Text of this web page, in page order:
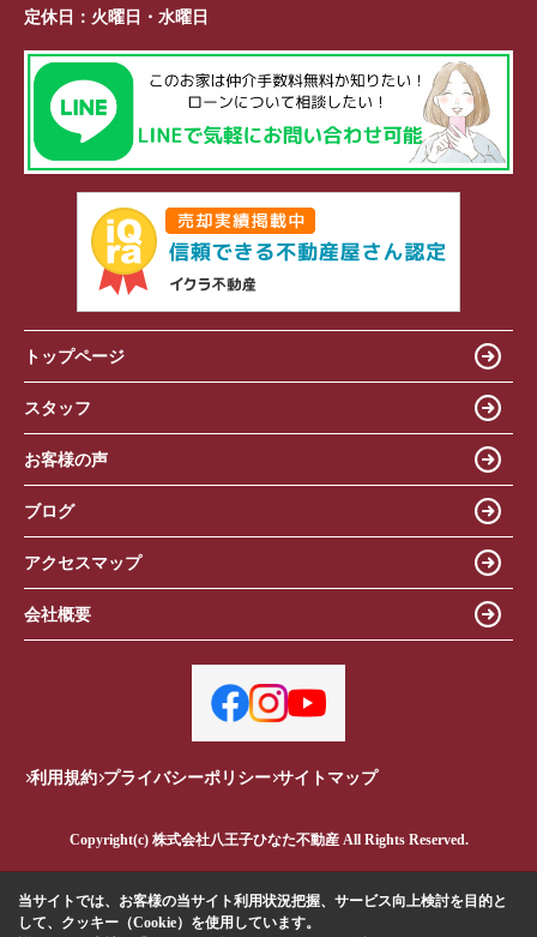
定休日： 火曜日・水曜日
トップページ
スタッフ
お客様の声
ブログ
アクセスマップ
会社概要
利用規約 プライバシーポリシー サイトマップ
Copyright(c) 株式会社八王子ひなた不動産 All Rights Reserved.
当サイトでは、お客様の当サイト利用状況把握、サービス向上検討を目的と
して、クッキー（Cookie）を使用しています。